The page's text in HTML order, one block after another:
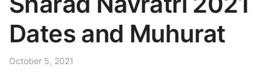
Dates and Muhurat
October 5, 2021